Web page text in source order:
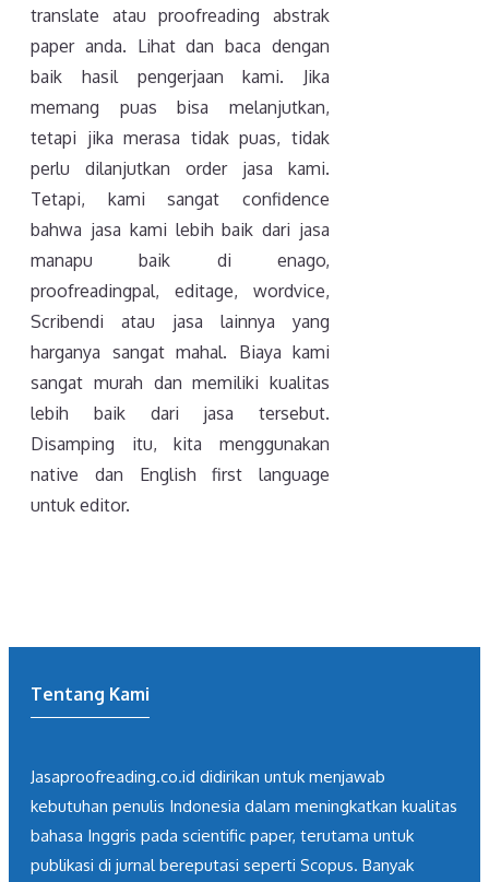
translate atau proofreading abstrak
paper anda. Lihat dan baca dengan
baik hasil pengerjaan kami. Jika
memang puas bisa melanjutkan,
tetapi jika merasa tidak puas, tidak
perlu dilanjutkan order jasa kami.
Tetapi, kami sangat confidence
bahwa jasa kami lebih baik dari jasa
manapu baik di enago,
proofreadingpal, editage, wordvice,
Scribendi atau jasa lainnya yang
harganya sangat mahal. Biaya kami
sangat murah dan memiliki kualitas
lebih baik dari jasa tersebut.
Disamping itu, kita menggunakan
native dan English first language
untuk editor.
Tentang Kami
Jasaproofreading.co.id didirikan untuk menjawab
kebutuhan penulis Indonesia dalam meningkatkan kualitas
bahasa Inggris pada scientific paper, terutama untuk
publikasi di jurnal bereputasi seperti Scopus. Banyak